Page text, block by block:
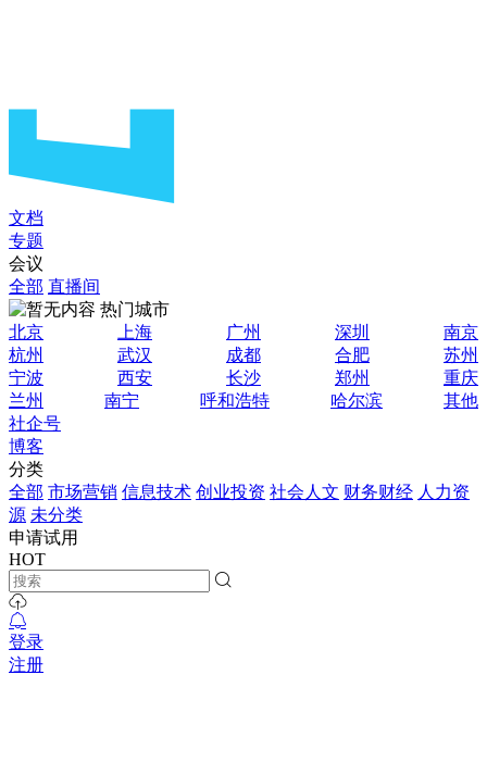
文档
专题
会议
全部 直播间
热门城市
北京
上海 广州 深圳
南京
杭州
武汉 成都 合肥
苏州
宁波
西安 长沙 郑州
重庆
兰州
南宁 呼和浩特 哈尔滨
其他
社企号
博客
分类
全部 市场营销 信息技术 创业投资 社会人文 财务财经 人力资
源 未分类
申请试用
HOT
登录
注册